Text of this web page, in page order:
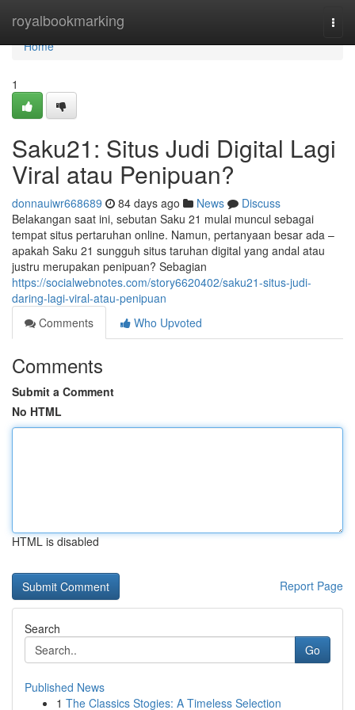
royalbookmarking
Home
Home
1
Saku21: Situs Judi Digital Lagi
Viral atau Penipuan?
donnauiwr668689 84 days ago News
Discuss
Belakangan saat ini, sebutan Saku 21 mulai muncul sebagai
tempat situs pertaruhan online. Namun, pertanyaan besar ada –
apakah Saku 21 sungguh situs taruhan digital yang andal atau
justru merupakan penipuan? Sebagian
https://socialwebnotes.com/story6620402/saku21-situs-judi-
daring-lagi-viral-atau-penipuan
Comments
Who Upvoted
Comments
Submit a Comment
No HTML
HTML is disabled
Report Page
Search
Go
Published News
1 The Classics Stogies: A Timeless Selection